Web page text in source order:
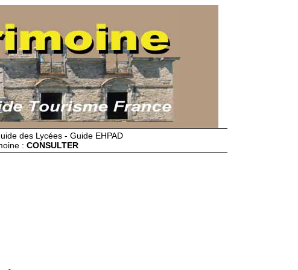
des Lycées - Guide EHPAD
: CONSULTER